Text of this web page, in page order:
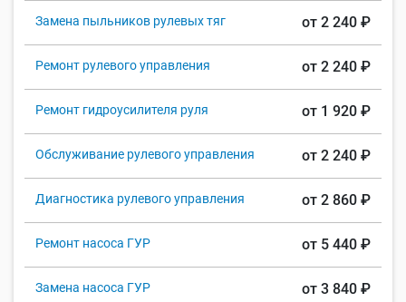
Замена пыльников рулевых тяг от 2 240 ₽
Ремонт рулевого управления от 2 240 ₽
Ремонт гидроусилителя руля от 1 920 ₽
Обслуживание рулевого управления от 2 240 ₽
Диагностика рулевого управления от 2 860 ₽
Ремонт насоса ГУР от 5 440 ₽
Замена насоса ГУР от 3 840 ₽